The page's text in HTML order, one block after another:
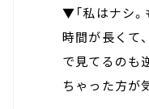
▼「私はナシ。
時間が長くて
で見てるのも
ちゃった方が